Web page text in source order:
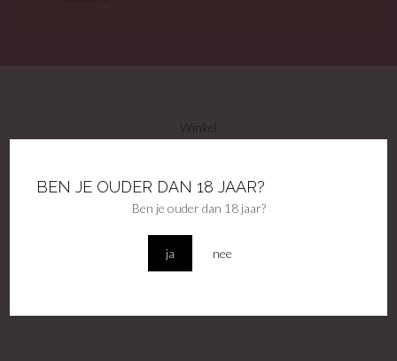
BEN JE OUDER DAN 18 JAAR?
Ben je ouder dan 18 jaar?
ja nee
Winkel
Algemene voorwaarden
Disclamer
Veel gestelde vragen